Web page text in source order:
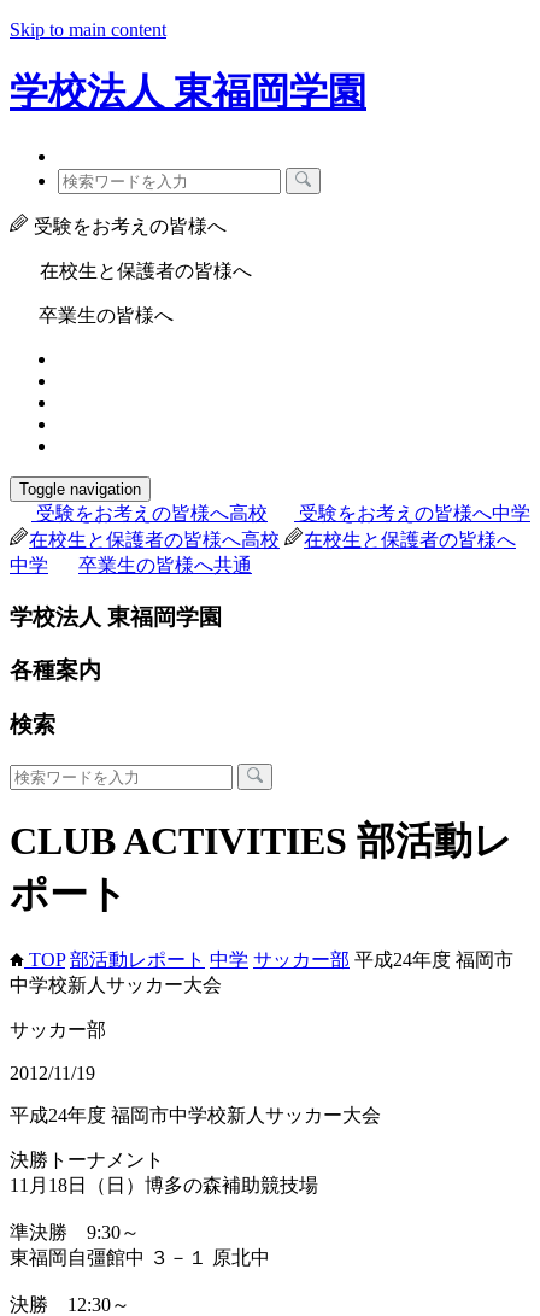
Skip to main content
学校法人 東福岡学園
受験をお考えの皆様へ
在校生と保護者の皆様へ
卒業生の皆様へ
Toggle navigation
受験をお考えの皆様へ高校 受験をお考えの皆様へ中学
在校生と保護者の皆様へ高校
在校生と保護者の皆様へ
中学
卒業生の皆様へ共通
学校法人 東福岡学園
各種案内
検索
CLUB ACTIVITIES 部活動レ
ポート
TOP 部活動レポート 中学 サッカー部 平成24年度 福岡市
中学校新人サッカー大会
サッカー部
2012/11/19
平成24年度 福岡市中学校新人サッカー大会
決勝トーナメント
11月18日（日）博多の森補助競技場
準決勝 9:30～
東福岡自彊館中 ３－１ 原北中
決勝 12:30～